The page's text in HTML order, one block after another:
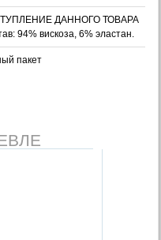
ДАННОГО ТОВАРА
94% вискоза, 6% эластан.
пакет